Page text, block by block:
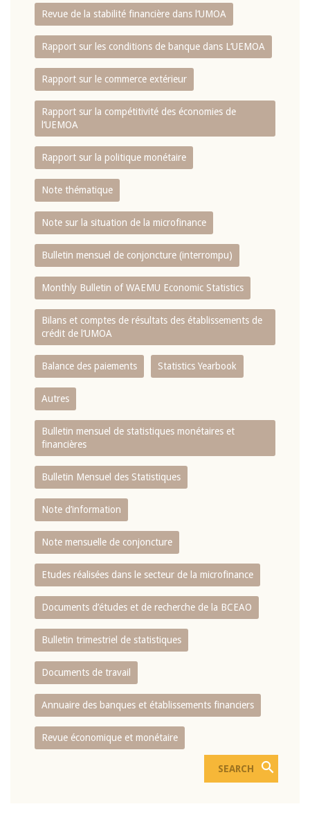
Revue de la stabilité financière dans l‘UMOA
Rapport sur les conditions de banque dans L‘UEMOA
Rapport sur le commerce extérieur
Rapport sur la compétitivité des économies de
l‘UEMOA
Rapport sur la politique monétaire
Note thématique
Note sur la situation de la microfinance
Bulletin mensuel de conjoncture (interrompu)
Monthly Bulletin of WAEMU Economic Statistics
Bilans et comptes de résultats des établissements de
crédit de l‘UMOA
Balance des paiements Statistics Yearbook
Autres
Bulletin mensuel de statistiques monétaires et
financières
Bulletin Mensuel des Statistiques
Note d’information
Note mensuelle de conjoncture
Etudes réalisées dans le secteur de la microfinance
Documents d’études et de recherche de la BCEAO
Bulletin trimestriel de statistiques
Documents de travail
Annuaire des banques et établissements financiers
Revue économique et monétaire